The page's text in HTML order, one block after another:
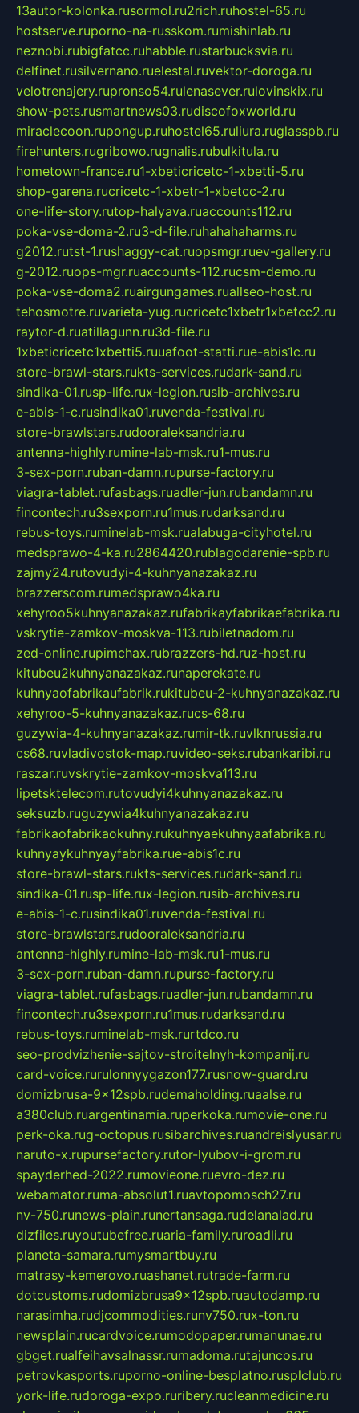
13autor-kolonka.rusormol.ru2rich.ruhostel-65.ru
hostserve.ruporno-na-russkom.rumishinlab.ru
neznobi.rubigfatcc.ruhabble.rustarbucksvia.ru
delfinet.rusilvernano.ruelestal.ruvektor-doroga.ru
velotrenajery.rupronso54.rulenasever.rulovinskix.ru
show-pets.rusmartnews03.rudiscofoxworld.ru
miraclecoon.rupongup.ruhostel65.ruliura.ruglasspb.ru
firehunters.rugribowo.rugnalis.rubulkitula.ru
hometown-france.ru1-xbeticricetc-1-xbetti-5.ru
shop-garena.rucricetc-1-xbetr-1-xbetcc-2.ru
one-life-story.rutop-halyava.ruaccounts112.ru
poka-vse-doma-2.ru3-d-file.ruhahahaharms.ru
g2012.rutst-1.rushaggy-cat.ruopsmgr.ruev-gallery.ru
g-2012.ruops-mgr.ruaccounts-112.rucsm-demo.ru
poka-vse-doma2.ruairgungames.ruallseo-host.ru
tehosmotre.ruvarieta-yug.rucricetc1xbetr1xbetcc2.ru
raytor-d.ruatillagunn.ru3d-file.ru
1xbeticricetc1xbetti5.ruuafoot-statti.rue-abis1c.ru
store-brawl-stars.rukts-services.rudark-sand.ru
sindika-01.rusp-life.rux-legion.rusib-archives.ru
e-abis-1-c.rusindika01.ruvenda-festival.ru
store-brawlstars.rudooraleksandria.ru
antenna-highly.rumine-lab-msk.ru1-mus.ru
3-sex-porn.ruban-damn.rupurse-factory.ru
viagra-tablet.rufasbags.ruadler-jun.rubandamn.ru
fincontech.ru3sexporn.ru1mus.rudarksand.ru
rebus-toys.ruminelab-msk.rualabuga-cityhotel.ru
medsprawo-4-ka.ru2864420.rublagodarenie-spb.ru
zajmy24.rutovudyi-4-kuhnyanazakaz.ru
brazzerscom.rumedsprawo4ka.ru
xehyroo5kuhnyanazakaz.rufabrikayfabrikaefabrika.ru
vskrytie-zamkov-moskva-113.rubiletnadom.ru
zed-online.rupimchax.rubrazzers-hd.ruz-host.ru
kitubeu2kuhnyanazakaz.runaperekate.ru
kuhnyaofabrikaufabrik.rukitubeu-2-kuhnyanazakaz.ru
xehyroo-5-kuhnyanazakaz.rucs-68.ru
guzywia-4-kuhnyanazakaz.rumir-tk.ruvlknrussia.ru
cs68.ruvladivostok-map.ruvideo-seks.rubankaribi.ru
raszar.ruvskrytie-zamkov-moskva113.ru
lipetsktelecom.rutovudyi4kuhnyanazakaz.ru
seksuzb.ruguzywia4kuhnyanazakaz.ru
fabrikaofabrikaokuhny.rukuhnyaekuhnyaafabrika.ru
kuhnyaykuhnyayfabrika.rue-abis1c.ru
store-brawl-stars.rukts-services.rudark-sand.ru
sindika-01.rusp-life.rux-legion.rusib-archives.ru
e-abis-1-c.rusindika01.ruvenda-festival.ru
store-brawlstars.rudooraleksandria.ru
antenna-highly.rumine-lab-msk.ru1-mus.ru
3-sex-porn.ruban-damn.rupurse-factory.ru
viagra-tablet.rufasbags.ruadler-jun.rubandamn.ru
fincontech.ru3sexporn.ru1mus.rudarksand.ru
rebus-toys.ruminelab-msk.rurtdco.ru
seo-prodvizhenie-sajtov-stroitelnyh-kompanij.ru
card-voice.rurulonnyygazon177.rusnow-guard.ru
domizbrusa-9x12spb.rudemaholding.ruaalse.ru
a380club.ruargentinamia.ruperkoka.rumovie-one.ru
perk-oka.rug-octopus.rusibarchives.ruandreislyusar.ru
naruto-x.rupursefactory.rutor-lyubov-i-grom.ru
spayderhed-2022.rumovieone.ruevro-dez.ru
webamator.ruma-absolut1.ruavtopomosch27.ru
nv-750.runews-plain.runertansaga.rudelanalad.ru
dizfiles.ruyoutubefree.ruaria-family.ruroadli.ru
planeta-samara.rumysmartbuy.ru
matrasy-kemerovo.ruashanet.rutrade-farm.ru
dotcustoms.rudomizbrusa9x12spb.ruautodamp.ru
narasimha.rudjcommodities.runv750.rux-ton.ru
newsplain.rucardvoice.rumodopaper.rumanunae.ru
gbget.rualfeihavsalnassr.rumadoma.rutajuncos.ru
petrovkasports.ruporno-online-besplatno.rusplclub.ru
york-life.rudoroga-expo.ruribery.rucleanmedicine.ru